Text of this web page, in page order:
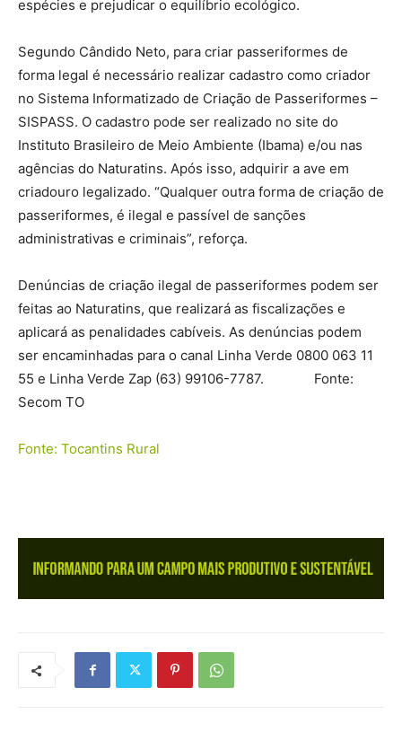
espécies e prejudicar o equilíbrio ecológico.
Segundo Cândido Neto, para criar passeriformes de
forma legal é necessário realizar cadastro como criador
no Sistema Informatizado de Criação de Passeriformes –
SISPASS. O cadastro pode ser realizado no site do
Instituto Brasileiro de Meio Ambiente (Ibama) e/ou nas
agências do Naturatins. Após isso, adquirir a ave em
criadouro legalizado. “Qualquer outra forma de criação de
passeriformes, é ilegal e passível de sanções
administrativas e criminais”, reforça.
Denúncias de criação ilegal de passeriformes podem ser
feitas ao Naturatins, que realizará as fiscalizações e
aplicará as penalidades cabíveis. As denúncias podem
ser encaminhadas para o canal Linha Verde 0800 063 11
55 e Linha Verde Zap (63) 99106-7787. Fonte:
Secom TO
Fonte: Tocantins Rural